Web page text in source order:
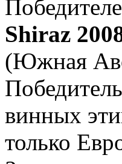
Shiraz
(Южная
винных
только